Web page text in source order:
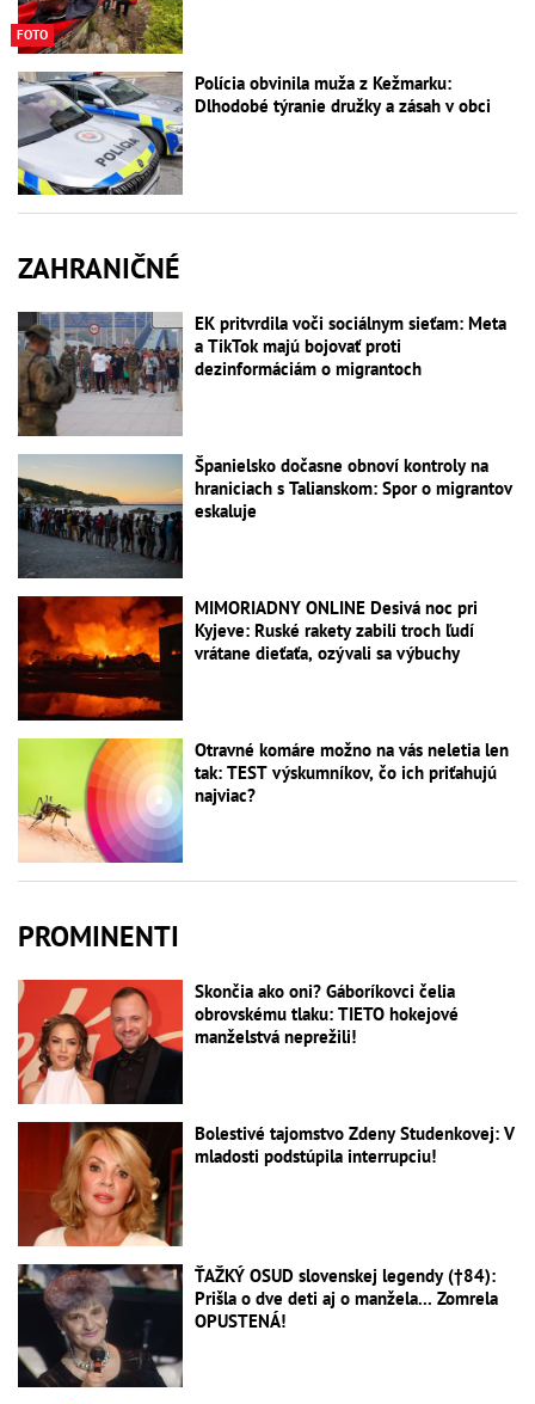
FOTO
Polícia obvinila muža z Kežmarku:
Dlhodobé týranie družky a zásah v obci
ZAHRANIČNÉ
EK pritvrdila voči sociálnym sieťam: Meta
a TikTok majú bojovať proti
dezinformáciám o migrantoch
Španielsko dočasne obnoví kontroly na
hraniciach s Talianskom: Spor o migrantov
eskaluje
MIMORIADNY ONLINE Desivá noc pri
Kyjeve: Ruské rakety zabili troch ľudí
vrátane dieťaťa, ozývali sa výbuchy
Otravné komáre možno na vás neletia len
tak: TEST výskumníkov, čo ich priťahujú
najviac?
PROMINENTI
Skončia ako oni? Gáboríkovci čelia
obrovskému tlaku: TIETO hokejové
manželstvá neprežili!
Bolestivé tajomstvo Zdeny Studenkovej: V
mladosti podstúpila interrupciu!
ŤAŽKÝ OSUD slovenskej legendy (†84):
Prišla o dve deti aj o manžela... Zomrela
OPUSTENÁ!